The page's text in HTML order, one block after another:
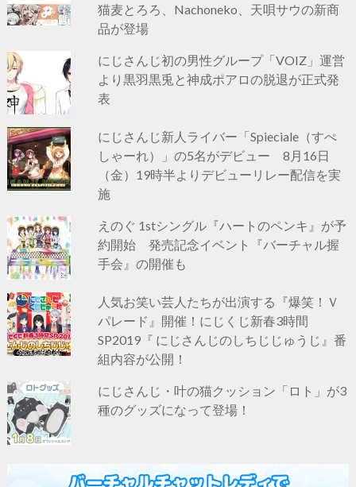
猫麦とろろ、Nachoneko、天唄サウの新商
品が登場
にじさんじ初の男性グループ「VOIZ」運営
より黒羽黒兎と神成ポアロの脱退が正式発
表
にじさんじ新人ライバー「Spieciale（すぺ
しゃーれ）」の5名がデビュー 8月16日
（金）19時半よりデビューリレー配信を実
施
えのぐ 1stシングル『ハートのペンキ』が予
約開始 発売記念イベント『バーチャル握
手会』の開催も
人気お笑い芸人たちが出演する『爆笑！Ｖ
パレード』開催！にじくじ新春3時間
SP2019『 にじさんじのしちじじゅうじ』番
組内容が公開！
にじさんじ・叶の猫クッション「ロト」が3
種のグッズになって登場！